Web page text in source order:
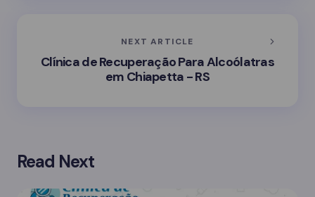
NEXT ARTICLE
Clínica de Recuperação Para Alcoólatras
em Chiapetta - RS
Read Next